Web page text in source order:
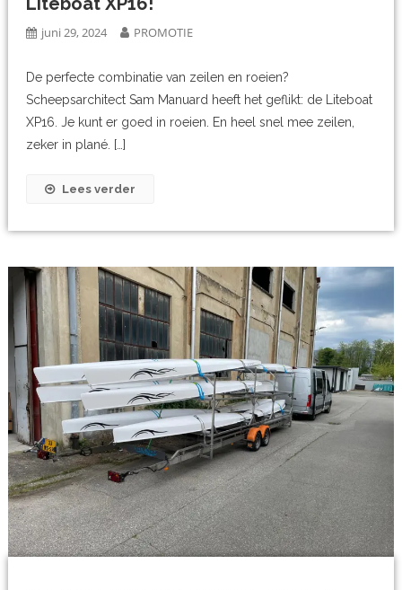
juni 29, 2024 PROMOTIE
De perfecte combinatie van zeilen en roeien?
Scheepsarchitect Sam Manuard heeft het geflikt: de Liteboat
XP16. Je kunt er goed in roeien. En heel snel mee zeilen,
zeker in plané. […]
Lees verder